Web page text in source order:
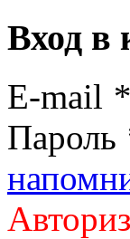
Вход в
E-mail *
Пароль